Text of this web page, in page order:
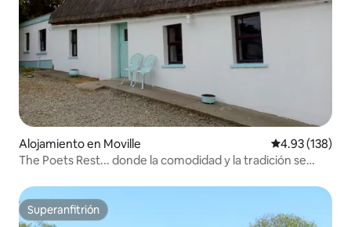
Alojamiento en Moville Calificación
4.93 (138)
The Poets Rest... donde la comodidad y la tradición se
Superanfitrión
Superanfitrión